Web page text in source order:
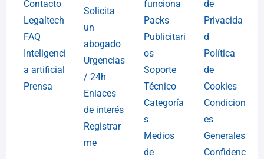
Contacto
Legaltech
FAQ
Inteligenci
a artificial
Prensa
Solicita
un
abogado
Urgencias
/ 24h
Enlaces
de interés
Registrar
me
funciona
Packs
Publicitari
os
Soporte
Técnico
Categoría
s
Medios
de
de
Privacida
d
Política
de
Cookies
Condicion
es
Generales
Confidenc